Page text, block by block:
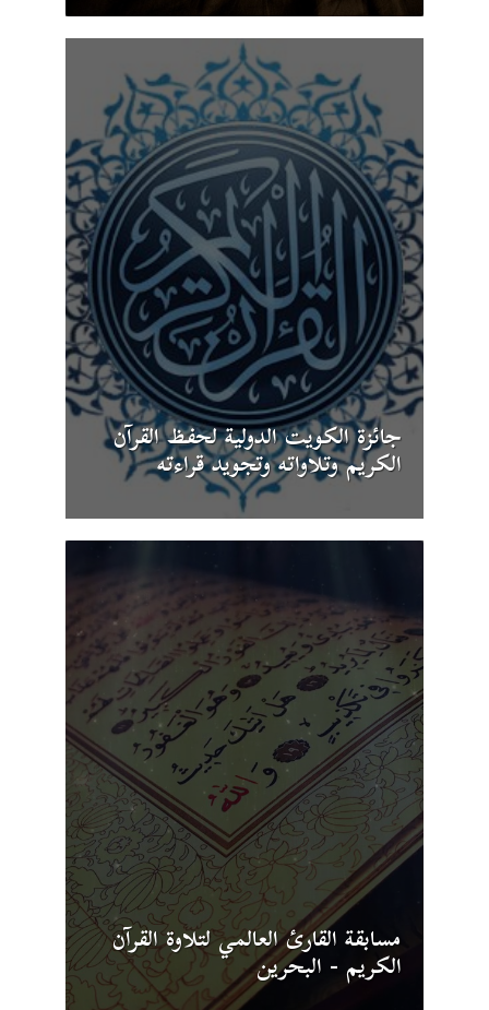
مسابقة القارئ العالمي لتلاوة القرآن
الكريم - البحرين
جائزة الكويت الدولية لحفظ القرآن
الكريم وتلاواته وتجويد قراءته